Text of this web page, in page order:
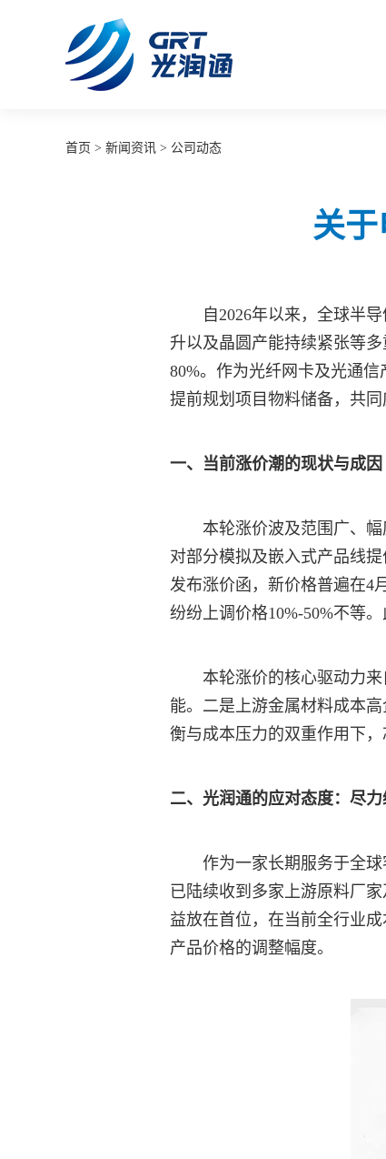
首页 > 新闻资讯 > 公司动态
关
自2026年以来，全球半
升以及晶圆产能持续紧张等
80%。作为光纤网卡及光通
提前规划项目物料储备，共同
一、当前涨价潮的现状与成因
本轮涨价波及范围广、
对部分模拟及嵌入式产品线
发布涨价函，新价格普遍在4
纷纷上调价格10%-50%不等
本轮涨价的核心驱动力
能。二是上游金属材料成本
衡与成本压力的双重作用下
二、光润通的应对态度：尽
作为一家长期服务于全
已陆续收到多家上游原料厂
益放在首位，在当前全行业
产品价格的调整幅度。